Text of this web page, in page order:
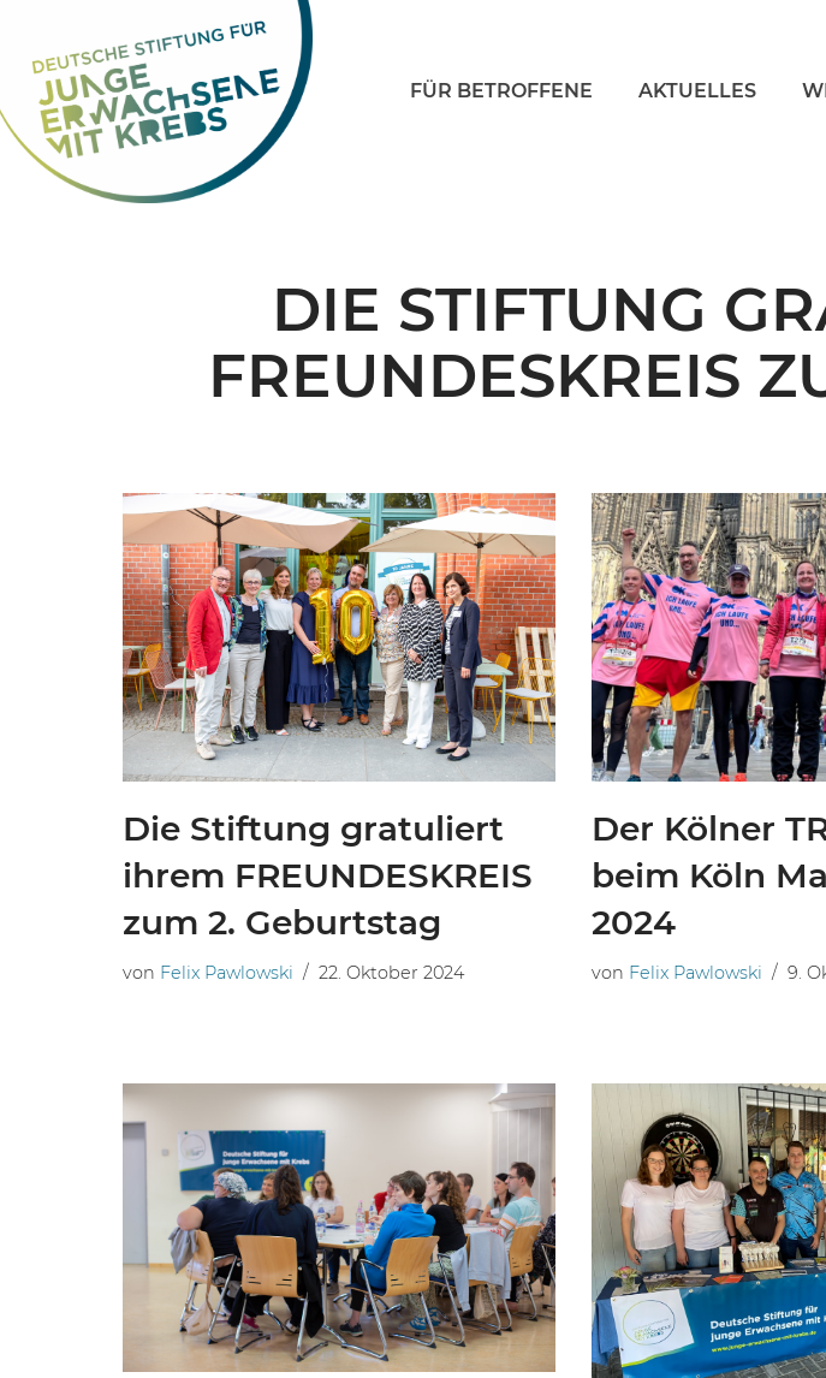
Zum
Inhalt
springen
FÜR BETROFFENE AKTUELLES
DIE STIFTUNG
FREUNDESKREIS
Die Stiftung gratuliert
ihrem FREUNDESKREIS
zum 2. Geburtstag
von Felix Pawlowski 22. Oktober 2024
Der Kölner
beim Köln
2024
von Felix Pawlowski 9.